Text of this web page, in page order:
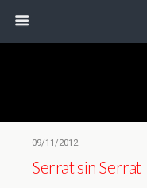
09/11/2012
Serrat sin Serrat